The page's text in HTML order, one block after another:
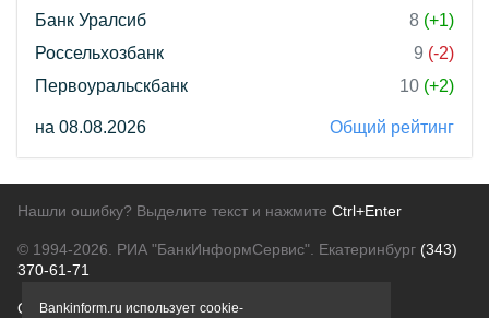
Банк Уралсиб
8 (+1)
Россельхозбанк
9 (-2)
Первоуральскбанк
10 (+2)
на 08.08.2026 Общий рейтинг
Нашли ошибку? Выделите текст и нажмите Ctrl+Enter
© 1994-2026. РИА "БанкИнформСервис". Екатеринбург (343)
370-61-71
О проектеПолитика конфиденциальности
Bankinform.ru использует cookie-